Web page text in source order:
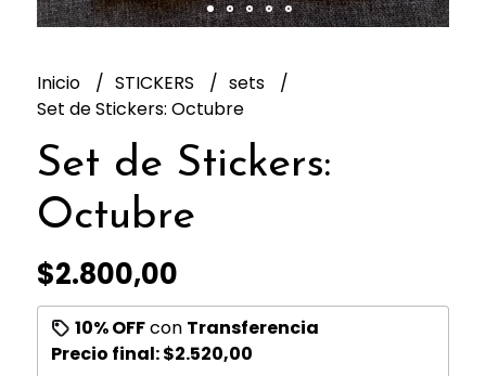
Inicio STICKERS
sets
Set de Stickers: Octubre
Set de Stickers:
Octubre
$2.800,00
10% OFFcon Transferencia
Precio final:$2.520,00